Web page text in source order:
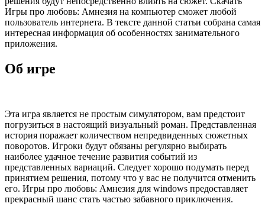
Игры про любовь: Амнезия на компьютер сможет любой
пользователь интернета. В тексте данной статьи собрана самая
интересная информация об особенностях занимательного
приложения.
Об игре
Эта игра является не простым симулятором, вам предстоит
погрузиться в настоящий визуальный роман. Представленная
история поражает количеством непредвиденных сюжетных
поворотов. Игроки будут обязаны регулярно выбирать
наиболее удачное течение развития событий из
представленных вариаций. Следует хорошо подумать перед
принятием решения, потому что у вас не получится отменить
его. Игры про любовь: Амнезия для windows предоставляет
прекрасный шанс стать частью забавного приключения.